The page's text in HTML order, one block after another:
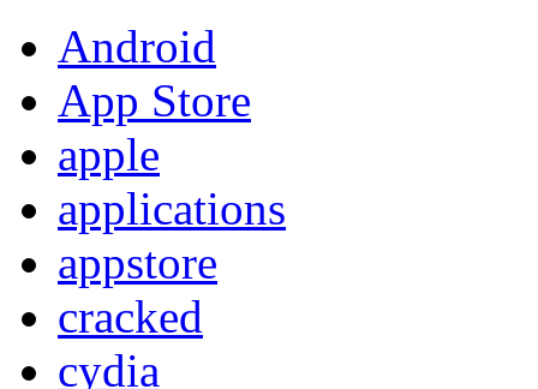
Android
App Store
apple
applications
appstore
cracked
cydia